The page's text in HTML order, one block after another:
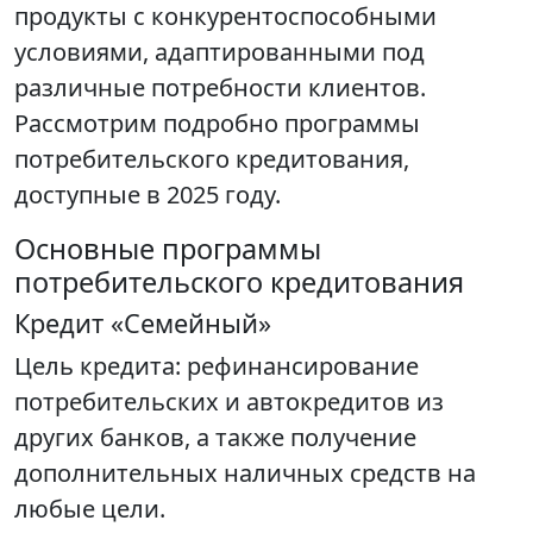
продукты с конкурентоспособными
условиями, адаптированными под
различные потребности клиентов.
Рассмотрим подробно программы
потребительского кредитования,
доступные в 2025 году.
Основные программы
потребительского кредитования
Кредит «Семейный»
Цель кредита: рефинансирование
потребительских и автокредитов из
других банков, а также получение
дополнительных наличных средств на
любые цели.